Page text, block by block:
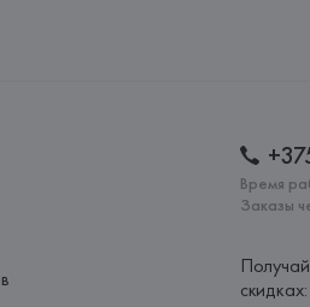
Время
Заказы
скидках: